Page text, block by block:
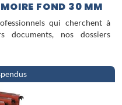
FOND 30 MM
qui cherchent à
documents, nos dossiers